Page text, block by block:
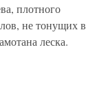
плотного
не тонущих в
леска.